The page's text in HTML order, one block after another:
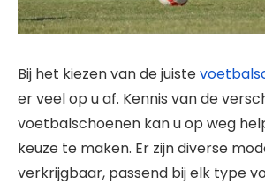
Bij het kiezen van de juiste
er veel op u af. Kennis van de
voetbalschoenen kan u op weg
keuze te maken. Er zijn diverse
verkrijgbaar, passend bij elk type